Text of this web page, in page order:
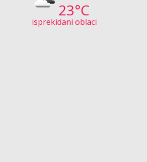
23°C
isprekidani oblaci